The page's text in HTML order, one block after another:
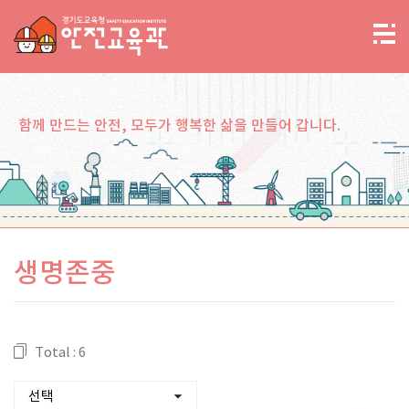
함께 만드는 안전, 모두가 행복한 삶을 만들어 갑니다.
생명존중
Total : 6